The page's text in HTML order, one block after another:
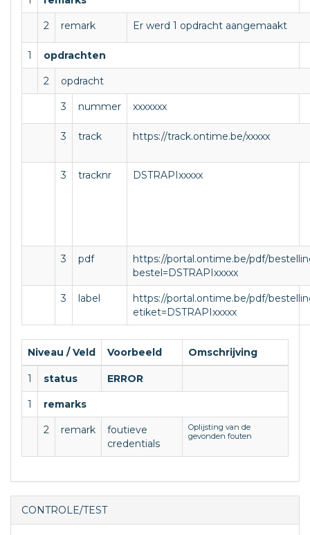
2 remark Er werd 1 opdracht aangemaakt
1 opdrachten
2 opdracht
3 nummer xxxxxxx
3 track https://track.ontime.be/xxxxx
3 tracknr DSTRAPIxxxxx
3 pdf
https://portal.ontime.be/pdf/
bestel=DSTRAPIxxxxx
3 label
https://portal.ontime.be/pdf/
etiket=DSTRAPIxxxxx
Niveau / Veld Voorbeeld Omschrijving
1 status ERROR
1 remarks
2 remark
foutieve
credentials
Oplijsting van de
gevonden fouten
CONTROLE/TEST